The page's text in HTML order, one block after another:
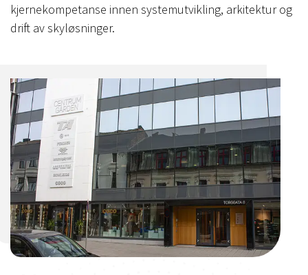
kjernekompetanse innen systemutvikling, arkitektur og
drift av skyløsninger.